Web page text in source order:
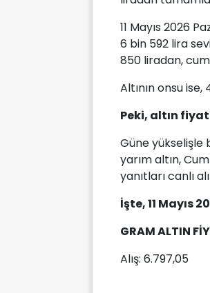
11 Mayıs 2026
6 bin 592 lira
850 liradan,
Altının onsu
Peki, altın
Güne yükselişle
yarım altın,
yanıtları canlı
İşte, 11 Mayıs
GRAM ALTIN
Alış: 6.797,05